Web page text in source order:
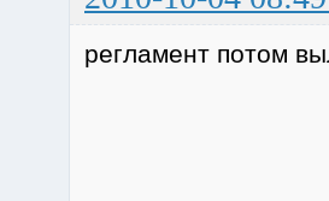
регламент потом